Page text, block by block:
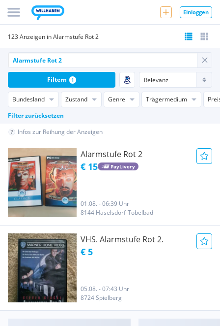
Einloggen
123 Anzeigen in Alarmstufe Rot 2
Bundesland Zustand Genre Trägermedium
Filter zurücksetzen
Filtern 1
Infos zur Reihung der Anzeigen
Alarmstufe Rot 2
€ 15 PayLivery
01.08. - 06:39 Uhr
8144 Haselsdorf-Tobelbad
VHS. Alarmstufe Rot 2.
€ 5
05.08. - 07:43 Uhr
8724 Spielberg